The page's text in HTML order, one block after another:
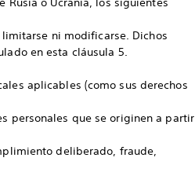
ni modificarse. Dichos
en esta cláusula 5.
aplicables (como sus derechos
personales que se originen a partir
deliberado, fraude,